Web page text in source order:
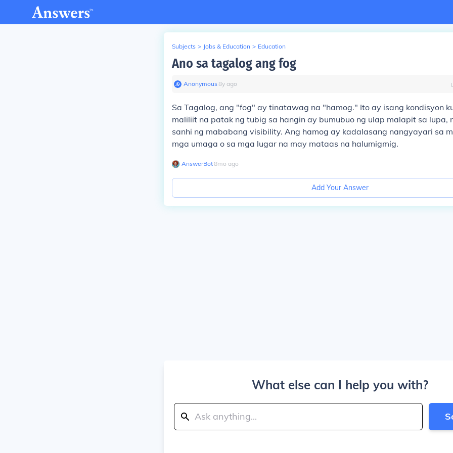
Subjects > Jobs & Education > Education
Ano sa tagalog ang fog
Anonymous∙8y ago
Sa Tagalog, ang "fog" ay tinatawag na "hamog." Ito ay isang kondisyon
maliliit na patak ng tubig sa hangin ay bumubuo ng ulap malapit sa lupa,
sanhi ng mababang visibility. Ang hamog ay kadalasang nangyayari sa
mga umaga o sa mga lugar na may mataas na halumigmig.
AnswerBot∙8mo ago
Add Your Answer
What else can I help you with?